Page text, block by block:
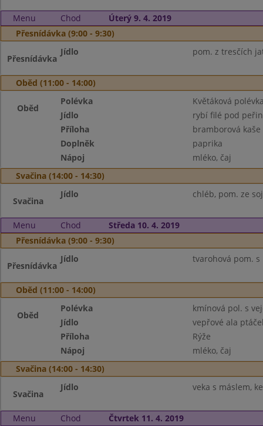
Menu Chod
Úterý 9. 4. 2019
Přesnídávka (9:00 - 9:30)
Přesnídávka
Jídlo pom. z tresčích
Oběd (11:00 - 14:00)
Oběd
Polévka
Květáková
Jídlo
rybí filé pod
Příloha
bramborová
Doplněk
paprika
Nápoj
mléko, čaj
Svačina (14:00 - 14:30)
Svačina
Jídlo chléb, pom. ze
Menu Chod
Středa 10. 4. 2019
Přesnídávka (9:00 - 9:30)
Přesnídávka
Jídlo tvarohová pom. s
Oběd (11:00 - 14:00)
Oběd
Polévka
kmínová pol. s
Jídlo
vepřové ala
Příloha
Rýže
Nápoj
mléko, čaj
Svačina (14:00 - 14:30)
Svačina
Jídlo veka s máslem,
Menu Chod Čtvrtek 11. 4. 2019